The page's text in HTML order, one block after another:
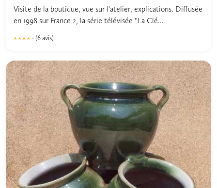
Visite de la boutique, vue sur l'atelier, explications. Diffusée
en 1998 sur France 2, la série télévisée ''La Clé...
★★★★★
★★★★★ (6 avis)